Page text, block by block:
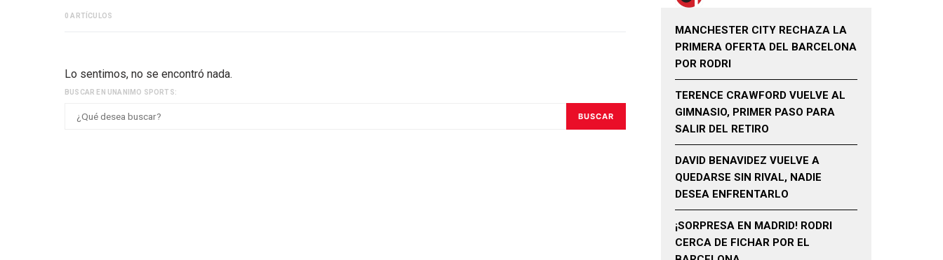
0 ARTÍCULOS
Lo sentimos, no se encontró nada.
BUSCAR EN UNANIMO SPORTS:
BUSCAR
MANCHESTER CITY RECHAZA LA
PRIMERA OFERTA DEL BARCELONA
POR RODRI
TERENCE CRAWFORD VUELVE AL
GIMNASIO, PRIMER PASO PARA
SALIR DEL RETIRO
DAVID BENAVIDEZ VUELVE A
QUEDARSE SIN RIVAL, NADIE
DESEA ENFRENTARLO
¡SORPRESA EN MADRID! RODRI
CERCA DE FICHAR POR EL